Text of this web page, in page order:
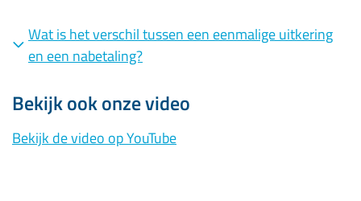
Wat is het verschil tussen een eenmalige uitkering
en een nabetaling?
Bekijk ook onze video
Bekijk de video op YouTube